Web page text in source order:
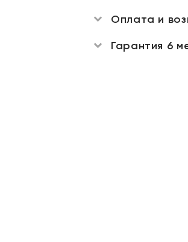
Оплата и
Гарантия 6